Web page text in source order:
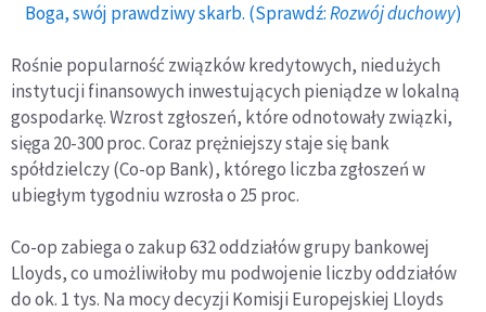
Boga, swój prawdziwy skarb. (Sprawdź:Rozwój duchowy)
Rośnie popularność związków kredytowych, niedużych
instytucji finansowych inwestujących pieniądze w lokalną
gospodarkę. Wzrost zgłoszeń, które odnotowały związki,
sięga 20-300 proc. Coraz prężniejszy staje się bank
spółdzielczy (Co-op Bank), którego liczba zgłoszeń w
ubiegłym tygodniu wzrosła o 25 proc.
Co-op zabiega o zakup 632 oddziałów grupy bankowej
Lloyds, co umożliwiłoby mu podwojenie liczby oddziałów
do ok. 1 tys. Na mocy decyzji Komisji Europejskiej Lloyds